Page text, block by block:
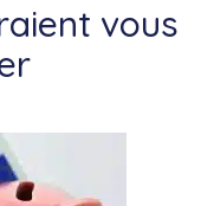
vous